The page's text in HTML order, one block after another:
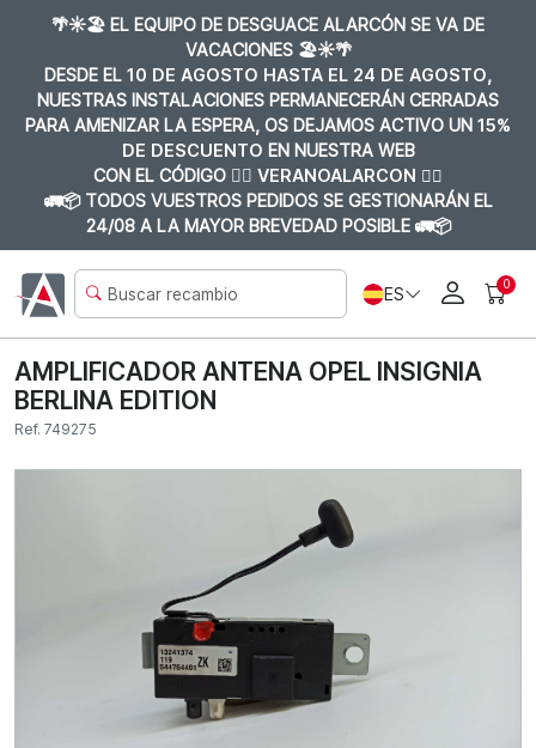
🌴☀️🏖️ EL EQUIPO DE DESGUACE ALARCÓN SE VA DE
VACACIONES 🏖️☀️🌴
DESDE EL 10 DE AGOSTO HASTA EL 24 DE AGOSTO,
NUESTRAS INSTALACIONES PERMANECERÁN CERRADAS
PARA AMENIZAR LA ESPERA, OS DEJAMOS ACTIVO UN 15%
DE DESCUENTO EN NUESTRA WEB
CON EL CÓDIGO 👉🏼 VERANOALARCON 👈🏼
🚛📦 TODOS VUESTROS PEDIDOS SE GESTIONARÁN EL
24/08 A LA MAYOR BREVEDAD POSIBLE 🚛📦
ES 0
AMPLIFICADOR ANTENA OPEL INSIGNIA
BERLINA EDITION
Ref. 749275